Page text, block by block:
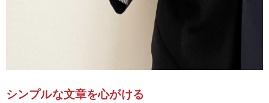
シンプルな文章を心がける